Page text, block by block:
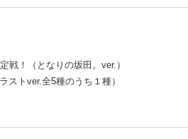
戦！（となりの坂田。ver.）
ストver.全5種のうち１種）